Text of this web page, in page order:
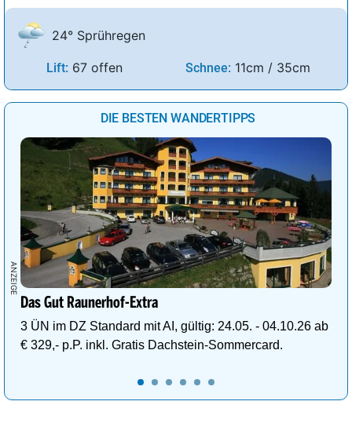
24° Sprühregen
Lift: 67 offen Schnee: 11cm / 35cm
DIE BESTEN WANDERTIPPS
Das Gut Raunerhof-Extra
3 ÜN im DZ Standard mit AI, gültig: 24.05. - 04.10.26 ab
€ 329,- p.P. inkl. Gratis Dachstein-Sommercard.